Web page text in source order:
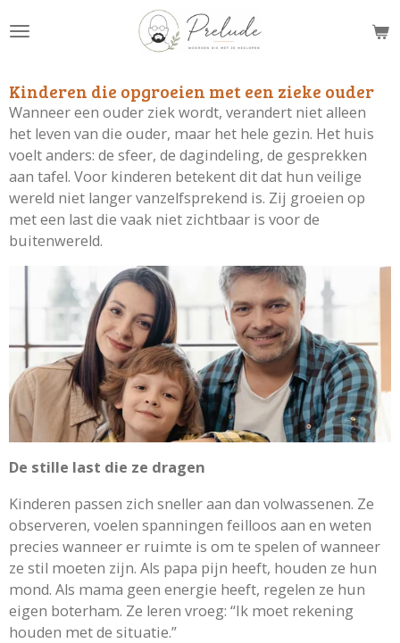
direct
de
hoofdinhoud
Kinderen die opgroeien met een zieke ouder
Wanneer een ouder ziek wordt, verandert niet alleen
het leven van die ouder, maar het hele gezin. Het huis
voelt anders: de sfeer, de dagindeling, de gesprekken
aan tafel. Voor kinderen betekent dit dat hun veilige
wereld niet langer vanzelfsprekend is. Zij groeien op
met een last die vaak niet zichtbaar is voor de
buitenwereld.
De stille last die ze dragen
Kinderen passen zich sneller aan dan volwassenen. Ze
observeren, voelen spanningen feilloos aan en weten
precies wanneer er ruimte is om te spelen of wanneer
ze stil moeten zijn. Als papa pijn heeft, houden ze hun
mond. Als mama geen energie heeft, regelen ze hun
eigen boterham. Ze leren vroeg: “Ik moet rekening
houden met de situatie.”